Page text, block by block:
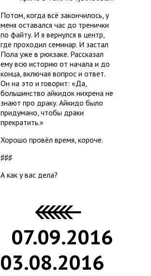
Потом, когда всё закончилось, у
меня оставался час до тренички
по файту. И я вернулся в центр,
где проходил семинар. И застал
Пола уже в рюкзаке. Рассказал
ему всю историю от начала и до
конца, включая вопрос и ответ.
Он на это и говорит: «Да,
большинство айкидок нихрена не
знают про драку. Айкидо было
придумано, чтобы драки
прекратить.»
Хорошо провёл время, короче.
♯♯♯
А как у вас дела?
07.09.2016
03.08.2016